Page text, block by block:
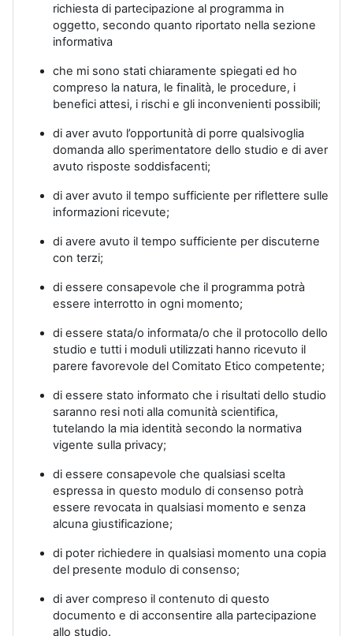
richiesta di partecipazione al programma in
oggetto, secondo quanto riportato nella sezione
informativa
che mi sono stati chiaramente spiegati ed ho
compreso la natura, le finalità, le procedure, i
benefici attesi, i rischi e gli inconvenienti possibili;
di aver avuto l’opportunità di porre qualsivoglia
domanda allo sperimentatore dello studio e di aver
avuto risposte soddisfacenti;
di aver avuto il tempo sufficiente per riflettere sulle
informazioni ricevute;
di avere avuto il tempo sufficiente per discuterne
con terzi;
di essere consapevole che il programma potrà
essere interrotto in ogni momento;
di essere stata/o informata/o che il protocollo dello
studio e tutti i moduli utilizzati hanno ricevuto il
parere favorevole del Comitato Etico competente;
di essere stato informato che i risultati dello studio
saranno resi noti alla comunità scientifica,
tutelando la mia identità secondo la normativa
vigente sulla privacy;
di essere consapevole che qualsiasi scelta
espressa in questo modulo di consenso potrà
essere revocata in qualsiasi momento e senza
alcuna giustificazione;
di poter richiedere in qualsiasi momento una copia
del presente modulo di consenso;
di aver compreso il contenuto di questo
documento e di acconsentire alla partecipazione
allo studio.